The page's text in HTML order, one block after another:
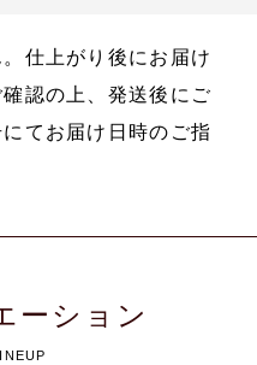
仕上がり後にお届け
認の上、発送後にご
てお届け日時のご指
ーション